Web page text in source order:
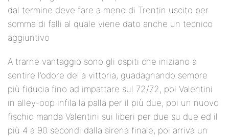
dal termine deve fare a meno di Trentin uscito per
somma di falli al quale viene dato anche un tecnico
aggiuntivo
A trarne vantaggio sono gli ospiti che iniziano a
sentire l’odore della vittoria, guadagnando sempre
più fiducia fino ad impattare sul 72/72, poi Valentini
in alley-oop infila la palla per il più due, poi un nuovo
fischio manda Valentini sui liberi per due su due ed il
più 4 a 90 secondi dalla sirena finale, poi arriva un